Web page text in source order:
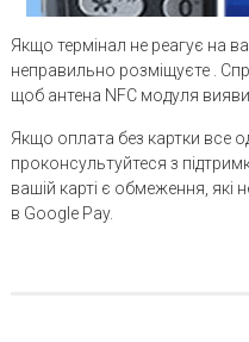
Якщо термінал не реагує на
неправильно розміщуєте .
щоб антена NFC модуля
Якщо оплата без картки все
проконсультуйтеся з
вашій карті є обмеження, які
в Google Pay.